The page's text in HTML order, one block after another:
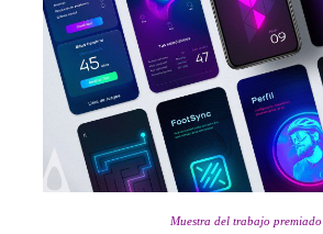
Muestra del trabajo premiado